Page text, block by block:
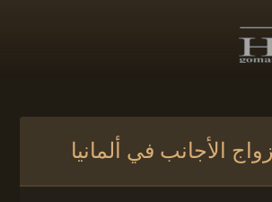
الأجانب في ألمانيا